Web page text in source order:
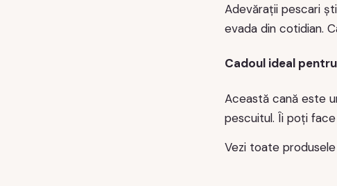
Adevărații pescari
evada din cotidian.
Cadoul ideal
Această cană este
pescuitul. Îi poți
Vezi toate